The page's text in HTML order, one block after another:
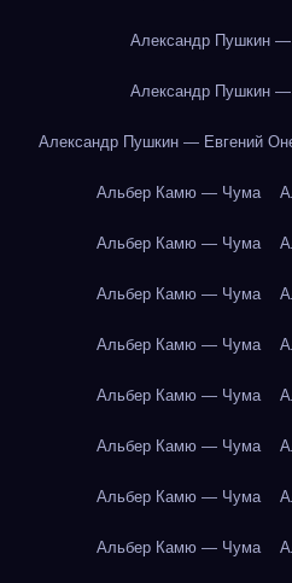
Александр Пушкин —
Александр Пушкин —
Александр Пушкин — Евгений
Альбер Камю — Чума
Альбер Камю — Чума
Альбер Камю — Чума
Альбер Камю — Чума
Альбер Камю — Чума
Альбер Камю — Чума
Альбер Камю — Чума
Альбер Камю — Чума